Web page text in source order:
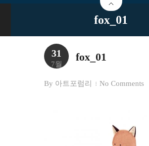
fox_01
31
7월
fox_01
By 아트포럼리 No Comments